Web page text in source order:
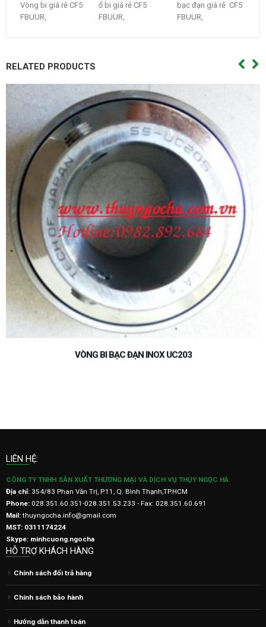
Vòng bi giá rẻ CF5
FBUUR,
ổ bi giá rẻ CF5
FBUUR,
bạc đạn giá rẻ CF5
FBUUR,
RELATED PRODUCTS
VÒNG BI BẠC ĐẠN INOX UC203
LIÊN HỆ:
CÔNG TY TNHH SẢN XUẤT THƯƠNG MẠI VÀ DỊCH VỤ THỤY NGỌC HÀ
Địa chỉ: 354/83 Phan Văn Trị, P.11, Q. Bình Thạnh,TP.HCM
Phone: 028.351.60.351-028.351.53.233 - Fax: 028.351.60.691
Mail:thuyngocha.info@gmail.com
MST: 0311174224
Skype: minhcuong.ngocha
HỖ TRỢ KHÁCH HÀNG
Chính sách đổi trả hàng
Chính sách bảo hành
Hướng dẫn thanh toán